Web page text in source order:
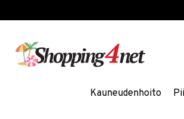
Kauneudenhoito